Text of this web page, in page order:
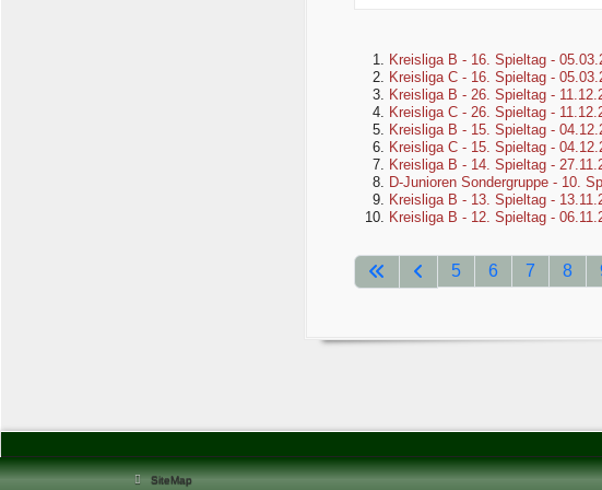
SiteMap
Kreisliga B - 16. Spieltag -
Kreisliga C - 16. Spieltag -
Kreisliga B - 26. Spieltag -
Kreisliga C - 26. Spieltag -
Kreisliga B - 15. Spieltag -
Kreisliga C - 15. Spieltag -
Kreisliga B - 14. Spieltag -
D-Junioren Sondergruppe - 10.
Kreisliga B - 13. Spieltag -
Kreisliga B - 12. Spieltag -
5 6 7 8